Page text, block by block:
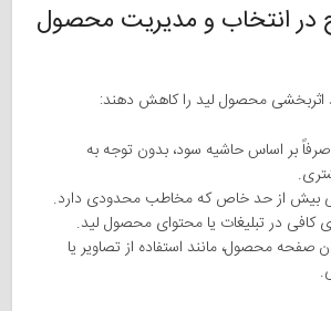
در انتخاب و مدیریت محصول
اثربخشی محصول لید را کاهش دهند:
بر اساس حاشیه سود، بدون توجه به
بیش از حد خاص که مخاطب محدودی دارد.
کافی در تبلیغات یا محتوای محصول لید.
صفحه محصول، مانند استفاده از تصاویر یا